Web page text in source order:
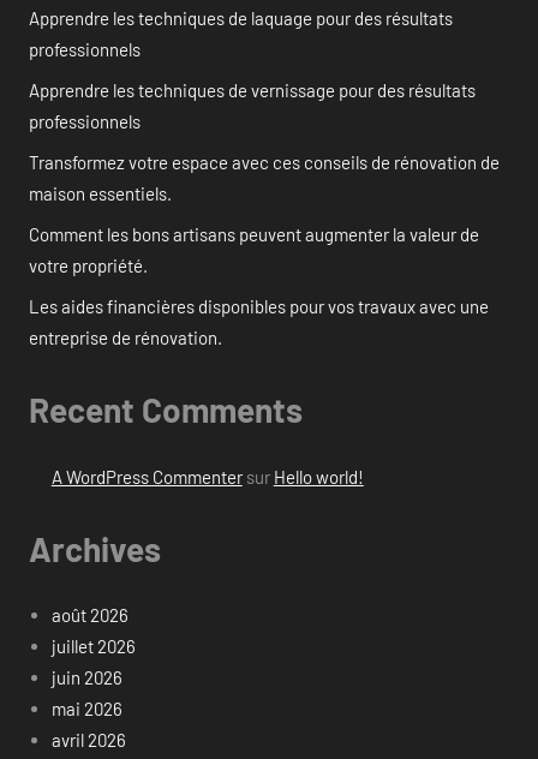
Apprendre les techniques de laquage pour des résultats
professionnels
Apprendre les techniques de vernissage pour des résultats
professionnels
Transformez votre espace avec ces conseils de rénovation de
maison essentiels.
Comment les bons artisans peuvent augmenter la valeur de
votre propriété.
Les aides financières disponibles pour vos travaux avec une
entreprise de rénovation.
Recent Comments
A WordPress Commentersur Hello world!
Archives
août 2026
juillet 2026
juin 2026
mai 2026
avril 2026